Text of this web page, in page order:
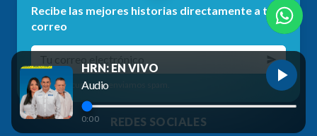
Recibe las mejores historias directamente a tu
correo
No te preocupes, no enviamos spam.
REDES SOCIALES
HRN: EN VIVO
Audio
0:00